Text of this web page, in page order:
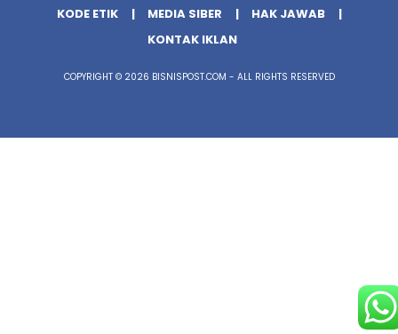
KODE ETIK
MEDIA SIBER
HAK JAWAB
KONTAK IKLAN
COPYRIGHT © 2026 BISNISPOST.COM - ALL RIGHTS RESERVED